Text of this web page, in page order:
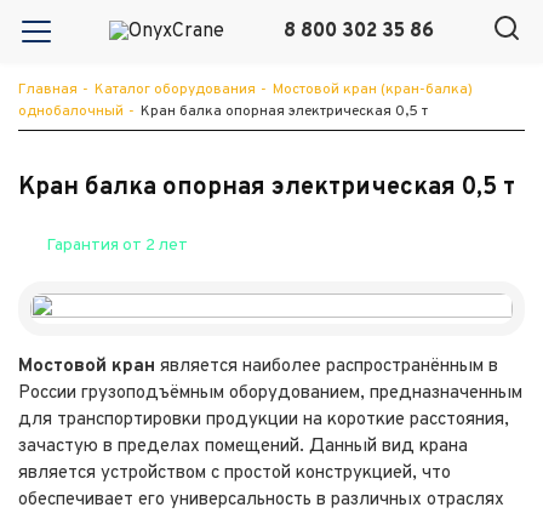
8 800 302 35 86
Главная - Каталог оборудования - Мостовой кран (кран-балка)
однобалочный - Кран балка опорная электрическая 0,5 т
Кран балка опорная электрическая 0,5 т
Гарантия от 2 лет
Мостовой кран является наиболее распространённым в
России грузоподъёмным оборудованием, предназначенным
для транспортировки продукции на короткие расстояния,
зачастую в пределах помещений. Данный вид крана
является устройством с простой конструкцией, что
обеспечивает его универсальность в различных отраслях